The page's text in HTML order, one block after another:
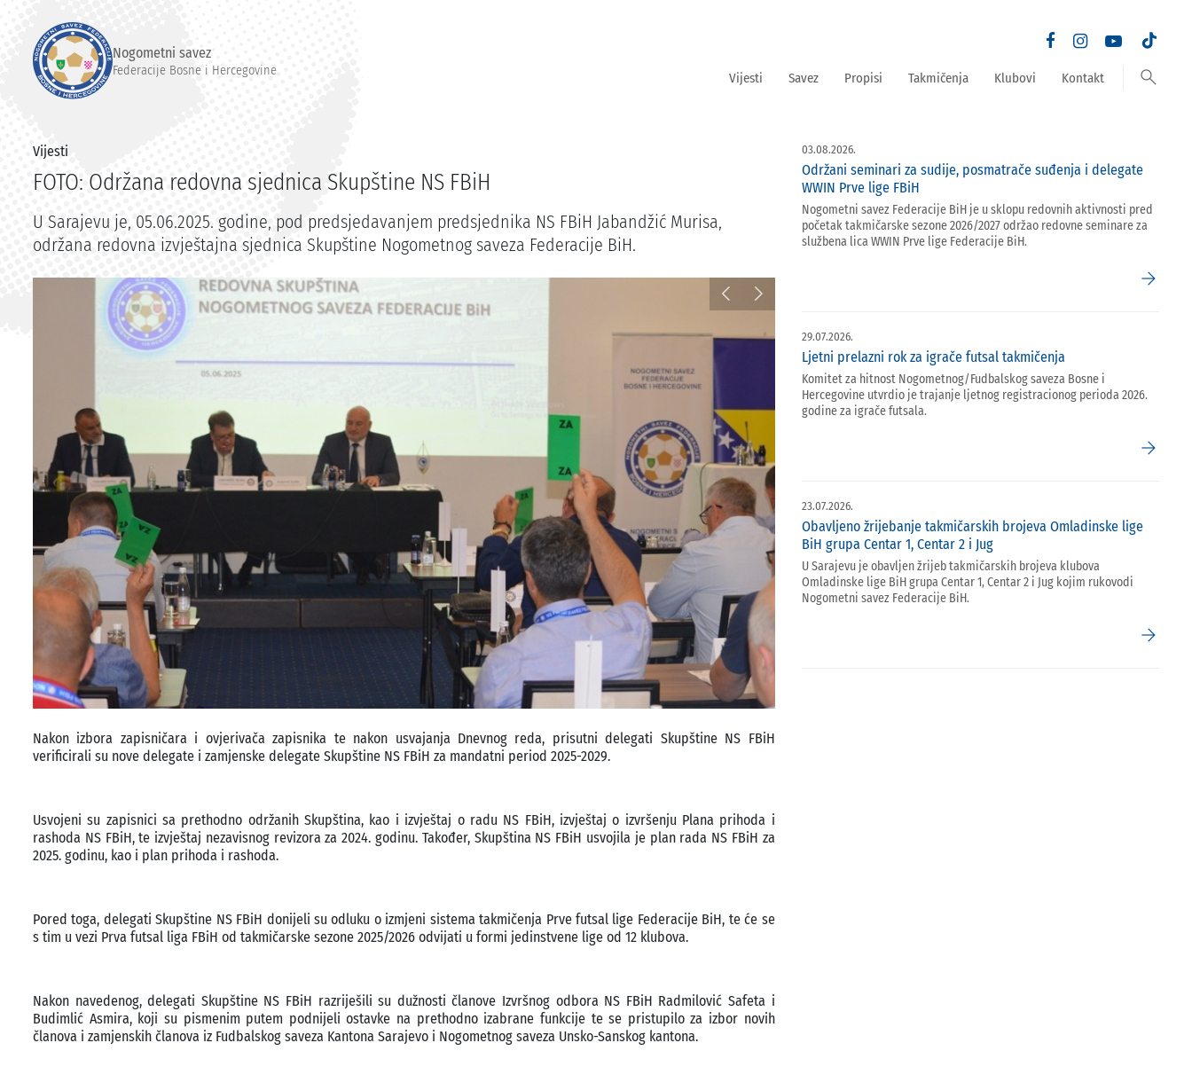
Nogometni savez
Federacije Bosne i Hercegovine Vijesti Savez Propisi Takmičenja Klubovi Kontakt search
Vijesti
FOTO: Održana redovna sjednica Skupštine NS FBiH
U Sarajevu je, 05.06.2025. godine, pod predsjedavanjem predsjednika NS FBiH Jabandžić Murisa,
održana redovna izvještajna sjednica Skupštine Nogometnog saveza Federacije BiH.
Nakon izbora zapisničara i ovjerivača zapisnika te nakon usvajanja Dnevnog reda, prisutni delegati Skupštine NS FBiH
verificirali su nove delegate i zamjenske delegate Skupštine NS FBiH za mandatni period 2025-2029.
Usvojeni su zapisnici sa prethodno održanih Skupština, kao i izvještaj o radu NS FBiH, izvještaj o izvršenju Plana prihoda i
rashoda NS FBiH, te izvještaj nezavisnog revizora za 2024. godinu. Također, Skupština NS FBiH usvojila je plan rada NS FBiH za
2025. godinu, kao i plan prihoda i rashoda.
Pored toga, delegati Skupštine NS FBiH donijeli su odluku o izmjeni sistema takmičenja Prve futsal lige Federacije BiH, te će se
s tim u vezi Prva futsal liga FBiH od takmičarske sezone 2025/2026 odvijati u formi jedinstvene lige od 12 klubova.
Nakon navedenog, delegati Skupštine NS FBiH razriješili su dužnosti članove Izvršnog odbora NS FBiH Radmilović Safeta i
Budimlić Asmira, koji su pismenim putem podnijeli ostavke na prethodno izabrane funkcije te se pristupilo za izbor novih
članova i zamjenskih članova iz Fudbalskog saveza Kantona Sarajevo i Nogometnog saveza Unsko-Sanskog kantona.
03.08.2026.
Održani seminari za sudije, posmatrače suđenja i delegate
WWIN Prve lige FBiH
Nogometni savez Federacije BiH je u sklopu redovnih aktivnosti pred
početak takmičarske sezone 2026/2027 održao redovne seminare za
službena lica WWIN Prve lige Federacije BiH.
arrow_forward
29.07.2026.
Ljetni prelazni rok za igrače futsal takmičenja
Komitet za hitnost Nogometnog/Fudbalskog saveza Bosne i
Hercegovine utvrdio je trajanje ljetnog registracionog perioda 2026.
godine za igrače futsala.
arrow_forward
23.07.2026.
Obavljeno žrijebanje takmičarskih brojeva Omladinske lige
BiH grupa Centar 1, Centar 2 i Jug
U Sarajevu je obavljen žrijeb takmičarskih brojeva klubova
Omladinske lige BiH grupa Centar 1, Centar 2 i Jug kojim rukovodi
Nogometni savez Federacije BiH.
arrow_forward